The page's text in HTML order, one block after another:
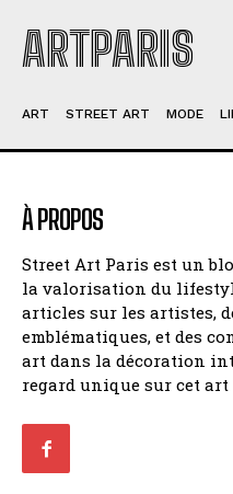
ARTPARIS
ART STREET ART MODE
À PROPOS
Street Art Paris est un
la valorisation du
articles sur les artistes,
emblématiques, et des
art dans la décoration
regard unique sur cet